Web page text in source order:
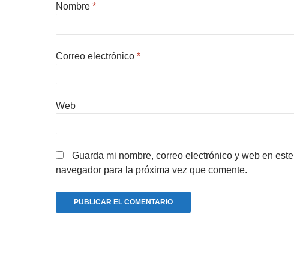
Nombre *
Correo electrónico *
Web
Guarda mi nombre, correo electrónico y web en este
navegador para la próxima vez que comente.